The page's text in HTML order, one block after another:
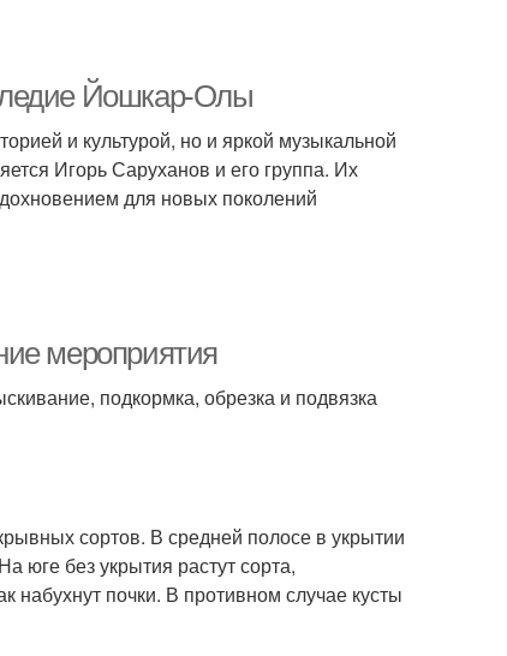
Йошкар-Олы
и культурой, но и яркой музыкальной
Игорь Саруханов и его группа. Их
для новых поколений
мероприятия
подкормка, обрезка и подвязка
сортов. В средней полосе в укрытии
юге без укрытия растут сорта,
набухнут почки. В противном случае кусты